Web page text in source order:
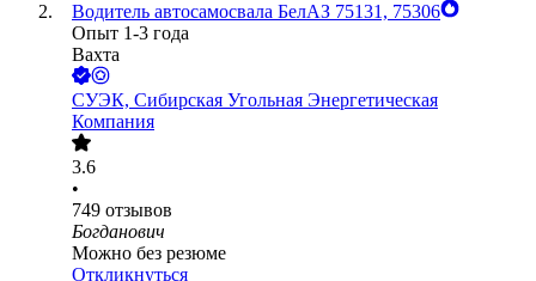
Водитель автосамосвала БелАЗ 75131, 75306
Опыт 1-3 года
Вахта
СУЭК, Сибирская Угольная Энергетическая
Компания
3.6
•
749 отзывов
Богданович
Можно без резюме
Откликнуться